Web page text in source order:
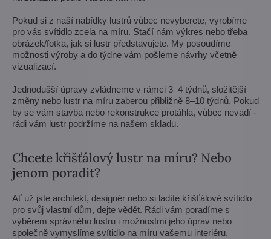
Pokud si z naší nabídky lustrů vůbec nevyberete, vyrobíme
pro vás svítidlo zcela na míru. Stačí nám výkres nebo třeba
obrázek/fotka, jak si lustr představujete. My posoudíme
možnosti výroby a do týdne vám pošleme návrhy včetně
vizualizací.
Jednodušší úpravy zvládneme v rámci 3–4 týdnů, složitější
změny nebo lustr na míru zaberou přibližně 8–10 týdnů. Pokud
by se vám stavba nebo rekonstrukce protáhla, vůbec nevadí -
rádi vám lustr podržíme na našem skladu.
Chcete křišťálový lustr na míru? Nebo
jenom poradit?
Ať už jste architekt, designér nebo si ladíte křišťálové svítidlo
pro svůj vlastní dům, dejte vědět. Rádi vám poradíme s
výběrem správného lustru i možnostmi jeho úprav nebo
společně vymyslíme svítidlo na míru vašemu interiéru.